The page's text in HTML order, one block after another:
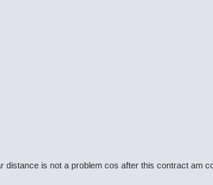
is not a problem cos after this contract am